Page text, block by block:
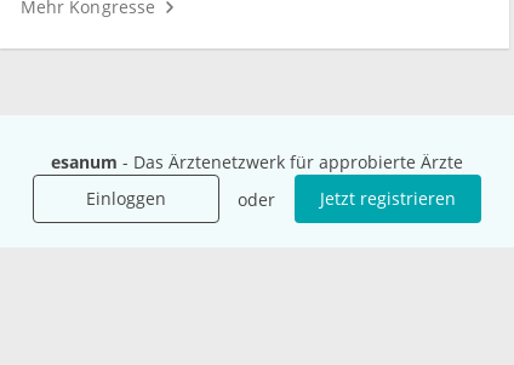
esanum - Das Ärztenetzwerk für approbierte Ärzte
Einloggen
oder Jetzt registrieren
Mehr Kongresse
Unternehmen
Das sind wir
Für Unternehmen
Ressourcen
Ihre Fragen
Hilfe